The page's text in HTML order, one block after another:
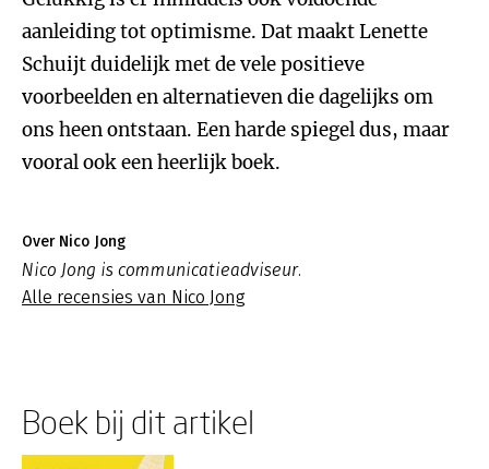
aanleiding tot optimisme. Dat maakt Lenette
Schuijt duidelijk met de vele positieve
voorbeelden en alternatieven die dagelijks om
ons heen ontstaan. Een harde spiegel dus, maar
vooral ook een heerlijk boek.
Over Nico Jong
Nico Jong is communicatieadviseur.
Alle recensies van Nico Jong
Boek bij dit artikel